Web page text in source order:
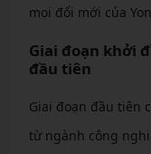
mọi đổi mới của
Giai đoạn khởi
đầu tiên
Giai đoạn đầu tiên
từ ngành công